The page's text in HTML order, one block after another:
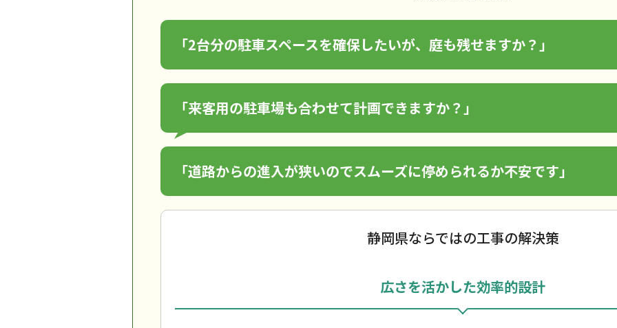
「2台分の駐車スペースを確保したいが、庭も残せますか？」
「来客用の駐車場も合わせて計画できますか？」
「道路からの進入が狭いのでスムーズに停められるか不安です」
静岡県ならではの工事の解決策
広さを活かした効率的設計